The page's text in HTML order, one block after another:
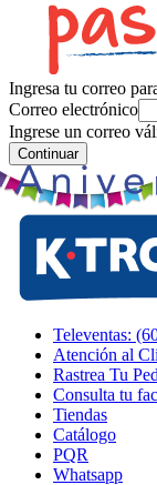
Ingresa tu correo
Correo electrónico
Ingrese un correo
Continuar
Televentas:
Atención al
Rastrea Tu
Consulta tu
Tiendas
Catálogo
PQR
Whatsapp